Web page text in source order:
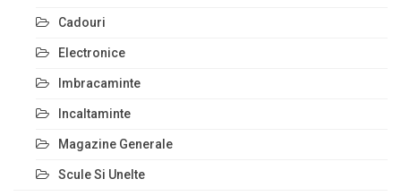
Cadouri
Electronice
Imbracaminte
Incaltaminte
Magazine Generale
Scule Si Unelte